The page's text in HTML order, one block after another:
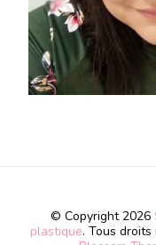
© Copyright 2026
plastique. Tous droits